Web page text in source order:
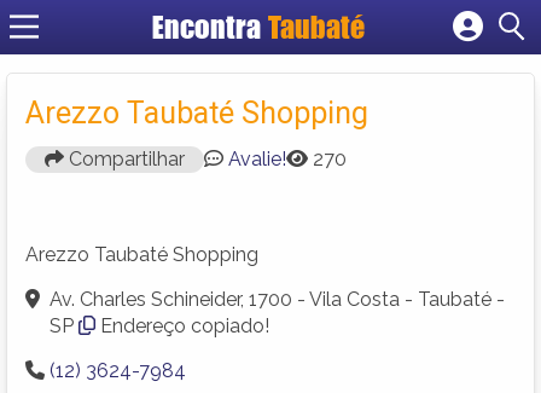
EncontraTaubaté
Cadastrar empresa
Criar conta
Arezzo Taubaté Shopping
Compartilhar Avalie! 270
Arezzo Taubaté Shopping
Av. Charles Schineider, 1700 - Vila Costa - Taubaté -
SP
Endereço copiado!
(12) 3624-7984